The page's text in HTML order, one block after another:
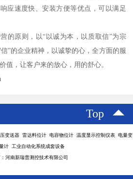
应速度快、安装方便等优点，可以满足
的原则，以“以诚为本，以质取信”为宗
”的企业精神，以诚挚的心，全方面的服
值，让客户来的放心，用的舒心。
Top
变送器 雷达料位计 电容物位计 温度显示控制仪表 电量变
计 工业自动化系统成套设备
河南新瑞普测控技术有限公司